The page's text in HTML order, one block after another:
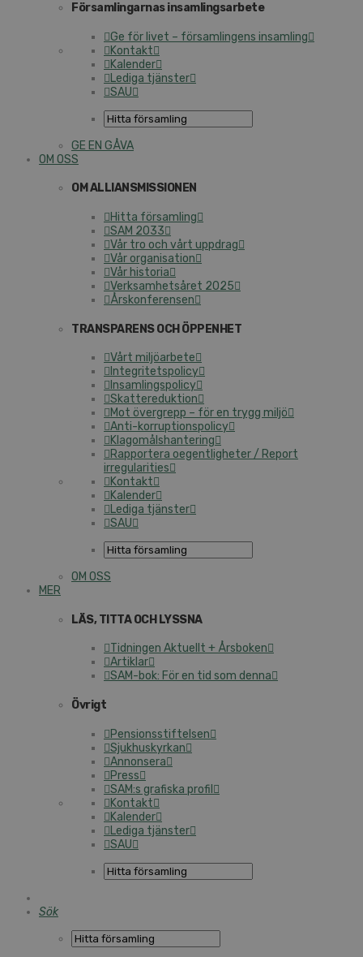
Församlingarnas insamlingsarbete
Ge för livet – församlingens insamling
Kontakt
Kalender
Lediga tjänster
SAU
GE EN GÅVA
OM OSS
OM ALLIANSMISSIONEN
Hitta församling
SAM 2033
Vår tro och vårt uppdrag
Vår organisation
Vår historia
Verksamhetsåret 2025
Årskonferensen
TRANSPARENS OCH ÖPPENHET
Vårt miljöarbete
Integritetspolicy
Insamlingspolicy
Skattereduktion
Mot övergrepp – för en trygg miljö
Anti-korruptionspolicy
Klagomålshantering
Rapportera oegentligheter / Report
irregularities
Kontakt
Kalender
Lediga tjänster
SAU
OM OSS
MER
LÄS, TITTA OCH LYSSNA
Tidningen Aktuellt + Årsboken
Artiklar
SAM-bok: För en tid som denna
Övrigt
Pensionsstiftelsen
Sjukhuskyrkan
Annonsera
Press
SAM:s grafiska profil
Kontakt
Kalender
Lediga tjänster
SAU
Sök